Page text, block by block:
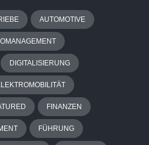
AUTOMOTIVE
DIGITALISIERUNG
FINANZEN
FÜHRUNG